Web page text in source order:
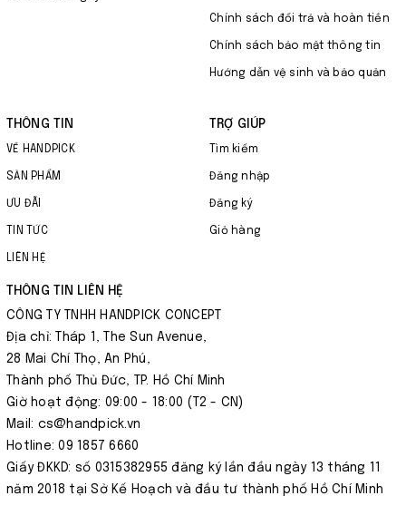
Chính sách đổi trả và hoàn tiền
Chính sách bảo mật thông tin
Hướng dẫn vệ sinh và bảo quản
THÔNG TIN
VỀ HANDPICK
SẢN PHẨM
ƯU ĐÃI
TIN TỨC
LIÊN HỆ
TRỢ GIÚP
Tìm kiếm
Đăng nhập
Đăng ký
Giỏ hàng
THÔNG TIN LIÊN HỆ
CÔNG TY TNHH HANDPICK CONCEPT
Địa chỉ: Tháp 1, The Sun Avenue,
28 Mai Chí Thọ, An Phú,
Thành phố Thủ Đức, TP. Hồ Chí Minh
Giờ hoạt động: 09:00 - 18:00 (T2 - CN)
Mail: cs@handpick.vn
Hotline: 09 1857 6660
Giấy ĐKKD: số 0315382955 đăng ký lần đầu ngày 13 tháng 11
năm 2018 tại Sở Kế Hoạch và đầu tư thành phố Hồ Chí Minh